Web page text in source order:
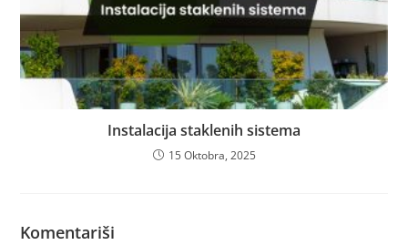
Instalacija staklenih sistema
15 Oktobra, 2025
Komentariši